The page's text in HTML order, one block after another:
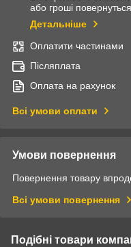
або гроші
Детальніше
Оплатити частинами
Післяплата
Оплата на рахунок
Всі умови оплати
Умови повернення
Повернення товару
Всі умови повернення
Подібні товари